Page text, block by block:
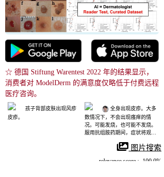
☆ 德国 Stiftung Warentest 2022 年的结果显示，
消费者对 ModelDerm 的满意度仅略低于付费远程
医疗咨询。
孩子背部皮肤出现风疹
皮疹。
全身出现皮疹。大多
数情况下，不会出现瘙痒的情
况。可能发烧，也可能不发烧。
服用抗组胺药期间，症状将观察
图片搜索
relevance score : -100.0%